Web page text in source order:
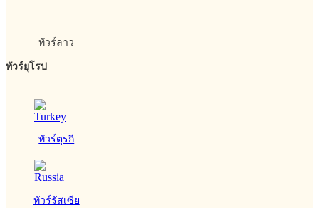
ทัวร์ลาว
ทัวร์ยุโรป
ทัวร์ตุรกี
ทัวร์รัสเซีย